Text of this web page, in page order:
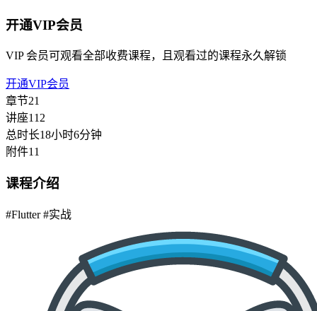
开通VIP会员
VIP 会员可观看全部收费课程，且观看过的课程永久解锁
开通VIP会员
章节21
讲座112
总时长18小时6分钟
附件11
课程介绍
#Flutter#实战